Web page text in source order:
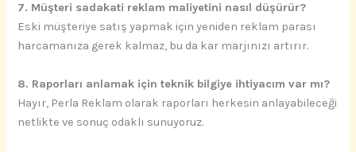
7. Müşteri sadakati reklam maliyetini nasıl düşürür?
Eski müşteriye satış yapmak için yeniden reklam parası
harcamanıza gerek kalmaz, bu da kar marjınızı artırır.
8. Raporları anlamak için teknik bilgiye ihtiyacım var mı?
Hayır, Perla Reklam olarak raporları herkesin anlayabileceği
netlikte ve sonuç odaklı sunuyoruz.